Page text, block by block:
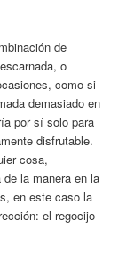
de
o
como si
demasiado en
por sí solo para
disfrutable.
cosa,
la manera en la
en este caso la
el regocijo